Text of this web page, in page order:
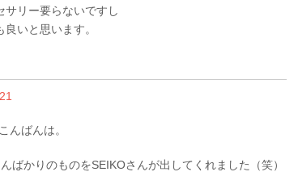
サリー要らないですし
いと思います。
んばんは。
ばかりのものをSEIKOさんが出してくれました（笑）